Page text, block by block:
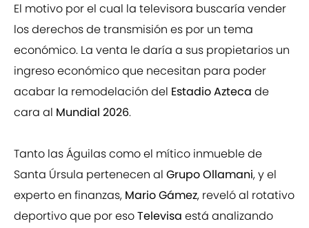
El motivo por el cual la televisora buscaría vender
los derechos de transmisión es por un tema
económico. La venta le daría a sus propietarios un
ingreso económico que necesitan para poder
acabar la remodelación del Estadio Azteca de
cara al Mundial 2026.
Tanto las Águilas como el mítico inmueble de
Santa Úrsula pertenecen al Grupo Ollamani, y el
experto en finanzas, Mario Gámez, reveló al rotativo
deportivo que por esoTelevisa está analizando